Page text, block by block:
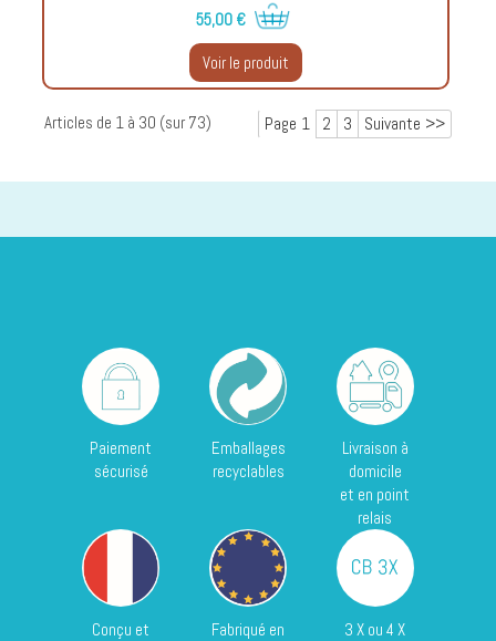
55,00 €
Voir le produit
Page 1 2 3 Suivante >>
Articles de 1 à 30 (sur73)
Paiement
sécurisé
Emballages
recyclables
Livraison à
domicile
et en point
relais
Conçu et
Fabriqué en
3 X ou 4 X